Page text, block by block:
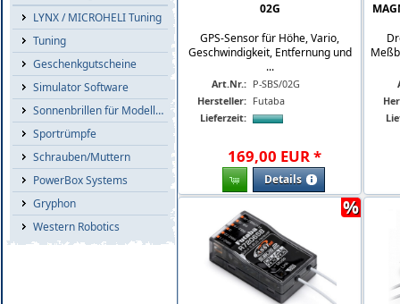
LYNX / MICROHELI Tuning
Tuning
Geschenkgutscheine
Simulator Software
Sonnenbrillen für Modellflieger
Sportrümpfe
Schrauben/Muttern
PowerBox Systems
Gryphon
Western Robotics
02G
GPS-Sensor für Höhe, Vario,
Geschwindigkeit, Entfernung und
...
Art.Nr.: P-SBS/02G
Hersteller: Futaba
Lieferzeit:
169,00 EUR*
Details
%